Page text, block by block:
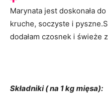
Marynata jest doskonała
kruche, soczyste i
dodałam czosnek i świeże
Składniki ( na 1 kg mięsa):